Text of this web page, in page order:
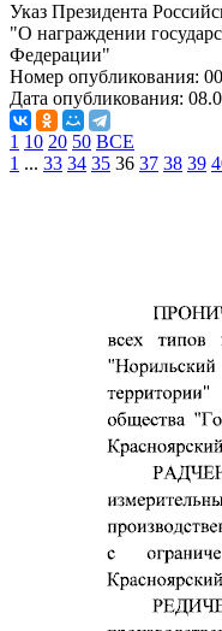
Указ Президента
"О награждении
Федерации"
Номер опубликования:
Дата опубликования:
1 10 20 50 ВСЕ
1 ... 33 34 35 36 37 38 39